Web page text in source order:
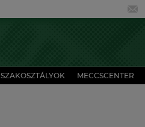
SZAKOSZTÁLYOK MECCSCENTER